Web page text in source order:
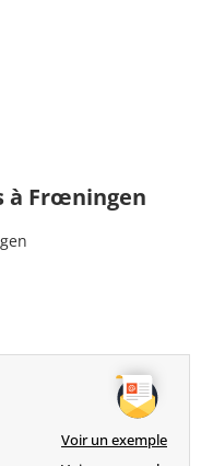
à Frœningen
Voir un exemple